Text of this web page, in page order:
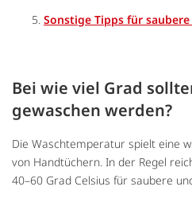
Sonstige Tipps für
Bei wie viel Grad
gewaschen werden?
Die Waschtemperatur spielt eine
von Handtüchern. In der Regel
40–60 Grad Celsius für saubere